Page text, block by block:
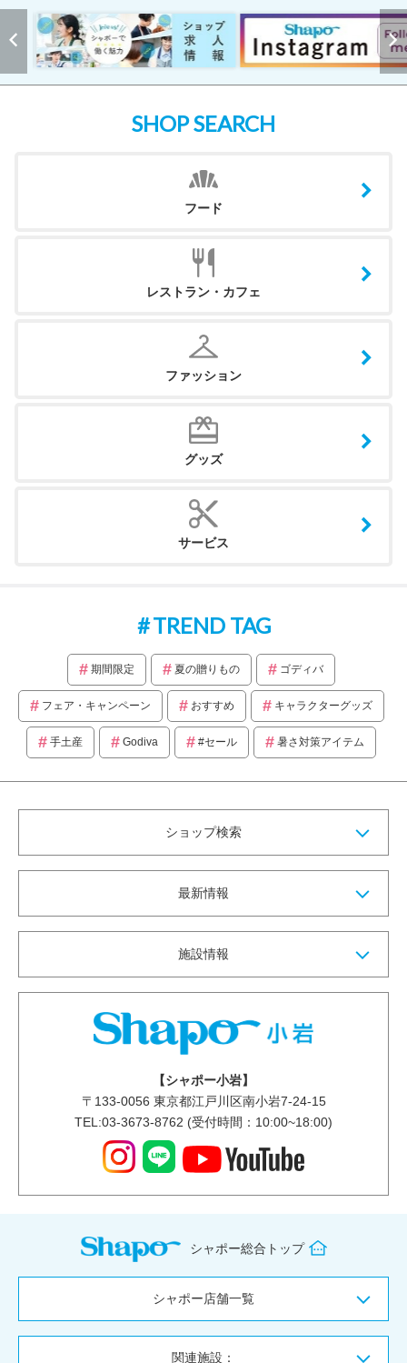
SHOP SEARCH
フード
レストラン・カフェ
ファッション
グッズ
サービス
TREND TAG
期間限定 夏の贈りもの ゴディバ
フェア・キャンペーン おすすめ キャラクターグッズ
手土産 Godiva #セール 暑さ対策アイテム
ショップ検索
最新情報
施設情報
【シャポー小岩】
〒 133-0056 東京都江戸川区南小岩7-24-15
TEL:03-3673-8762 (受付時間：10:00~18:00)
シャポー総合トップ
シャポー店舗一覧
関連施設：